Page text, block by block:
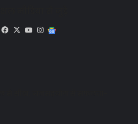
Facebook
X YouTubeInstagram